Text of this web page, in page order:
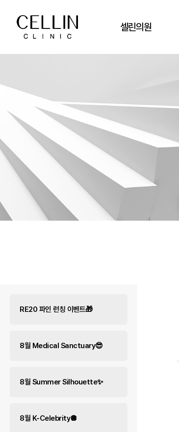
셀린의원
RE20 파인 런칭 이벤트🎁
8월 Medical Sanctuary😎
8월 Summer Silhouette✨
8월 K-Celebrity🪩